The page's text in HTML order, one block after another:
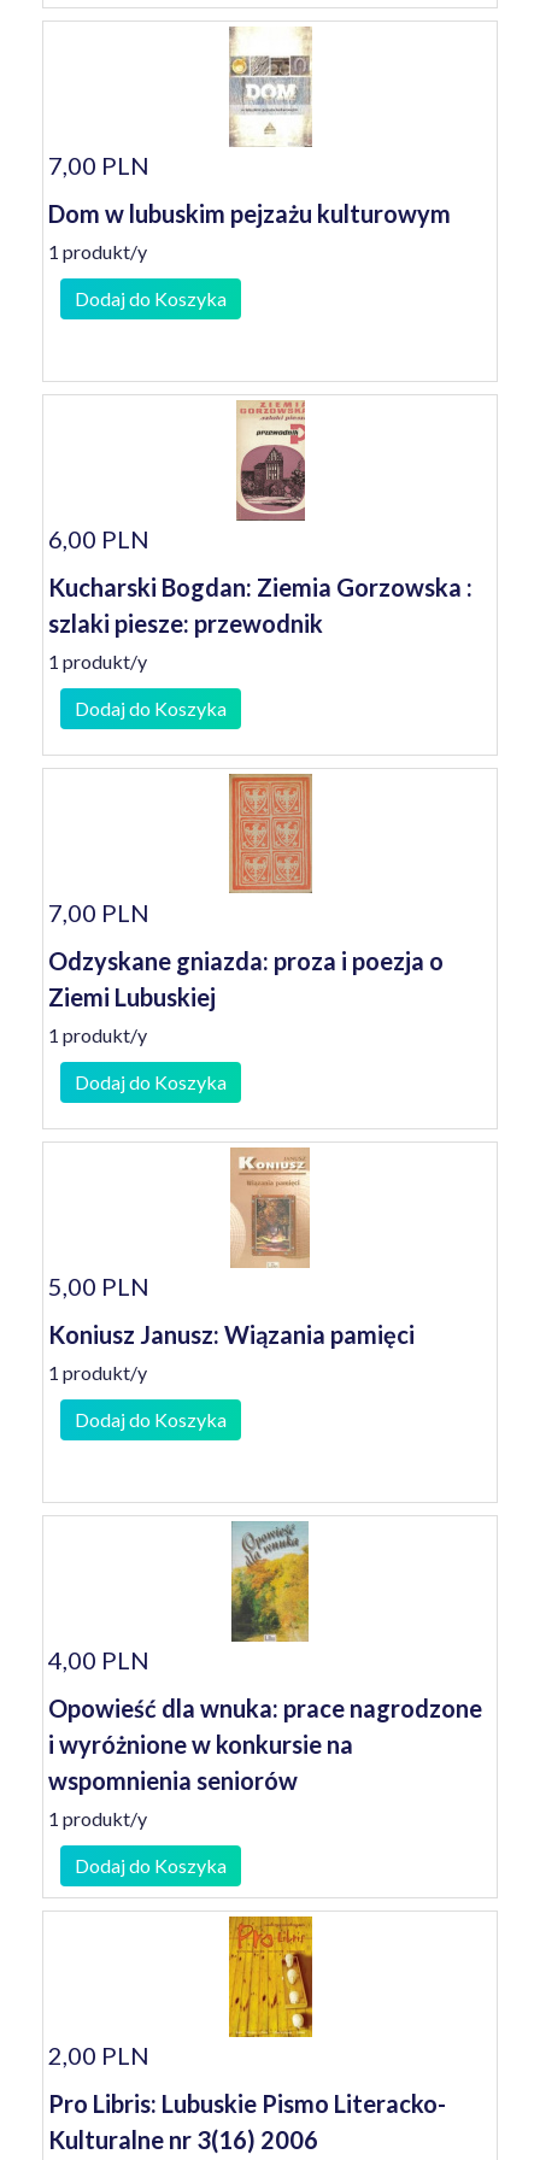
7,00 PLN
Dom w lubuskim pejzażu kulturowym
1 produkt/y
Dodaj do Koszyka
6,00 PLN
Kucharski Bogdan: Ziemia Gorzowska :
szlaki piesze: przewodnik
1 produkt/y
Dodaj do Koszyka
7,00 PLN
Odzyskane gniazda: proza i poezja o
Ziemi Lubuskiej
1 produkt/y
Dodaj do Koszyka
5,00 PLN
Koniusz Janusz: Wiązania pamięci
1 produkt/y
Dodaj do Koszyka
4,00 PLN
Opowieść dla wnuka: prace nagrodzone
i wyróżnione w konkursie na
wspomnienia seniorów
1 produkt/y
Dodaj do Koszyka
2,00 PLN
Pro Libris: Lubuskie Pismo Literacko-
Kulturalne nr 3(16) 2006